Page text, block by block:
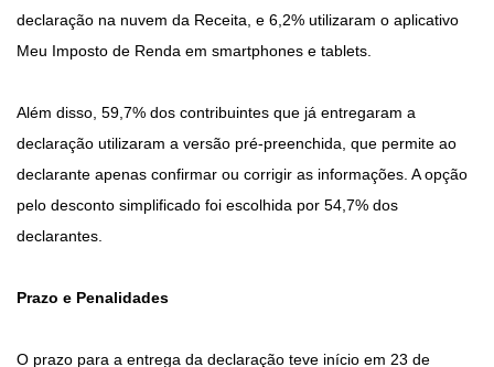
declaração na nuvem da Receita, e 6,2% utilizaram o aplicativo
Meu Imposto de Renda em smartphones e tablets.
Além disso, 59,7% dos contribuintes que já entregaram a
declaração utilizaram a versão pré-preenchida, que permite ao
declarante apenas confirmar ou corrigir as informações. A opção
pelo desconto simplificado foi escolhida por 54,7% dos
declarantes.
Prazo e Penalidades
O prazo para a entrega da declaração teve início em 23 de